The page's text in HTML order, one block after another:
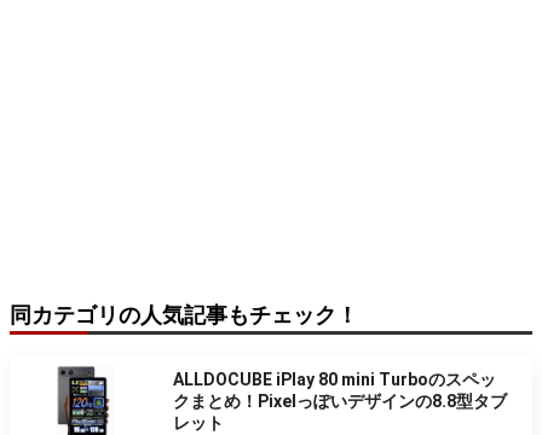
同カテゴリの人気記事もチェック！
ALLDOCUBE iPlay 80 mini Turboのスペッ
クまとめ！Pixelっぽいデザインの8.8型タブ
レット